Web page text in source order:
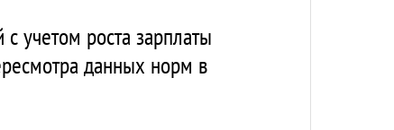
учетом роста зарплаты
данных норм в